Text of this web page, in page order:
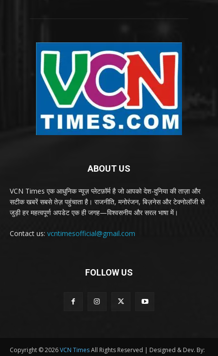
ABOUT US
VCN Times एक आधुनिक न्यूज़ प्लेटफ़ॉर्म है जो आपको देश-दुनिया की ताज़ा और
सटीक खबरें सबसे तेज़ पहुंचाता है। राजनीति, मनोरंजन, बिज़नेस और टेक्नोलॉजी से
जुड़ी हर महत्वपूर्ण अपडेट एक ही जगह—विश्वसनीय और सरल भाषा में।
Contact us: vcntimesofficial@gmail.com
FOLLOW US
Copyright © 2026VCN TimesAll Rights Reserved | Designed & Dev. By: